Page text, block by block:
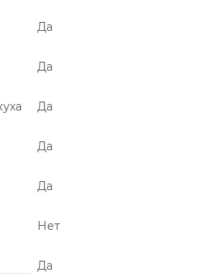
Да
Да
Да
Да
Да
Нет
Да